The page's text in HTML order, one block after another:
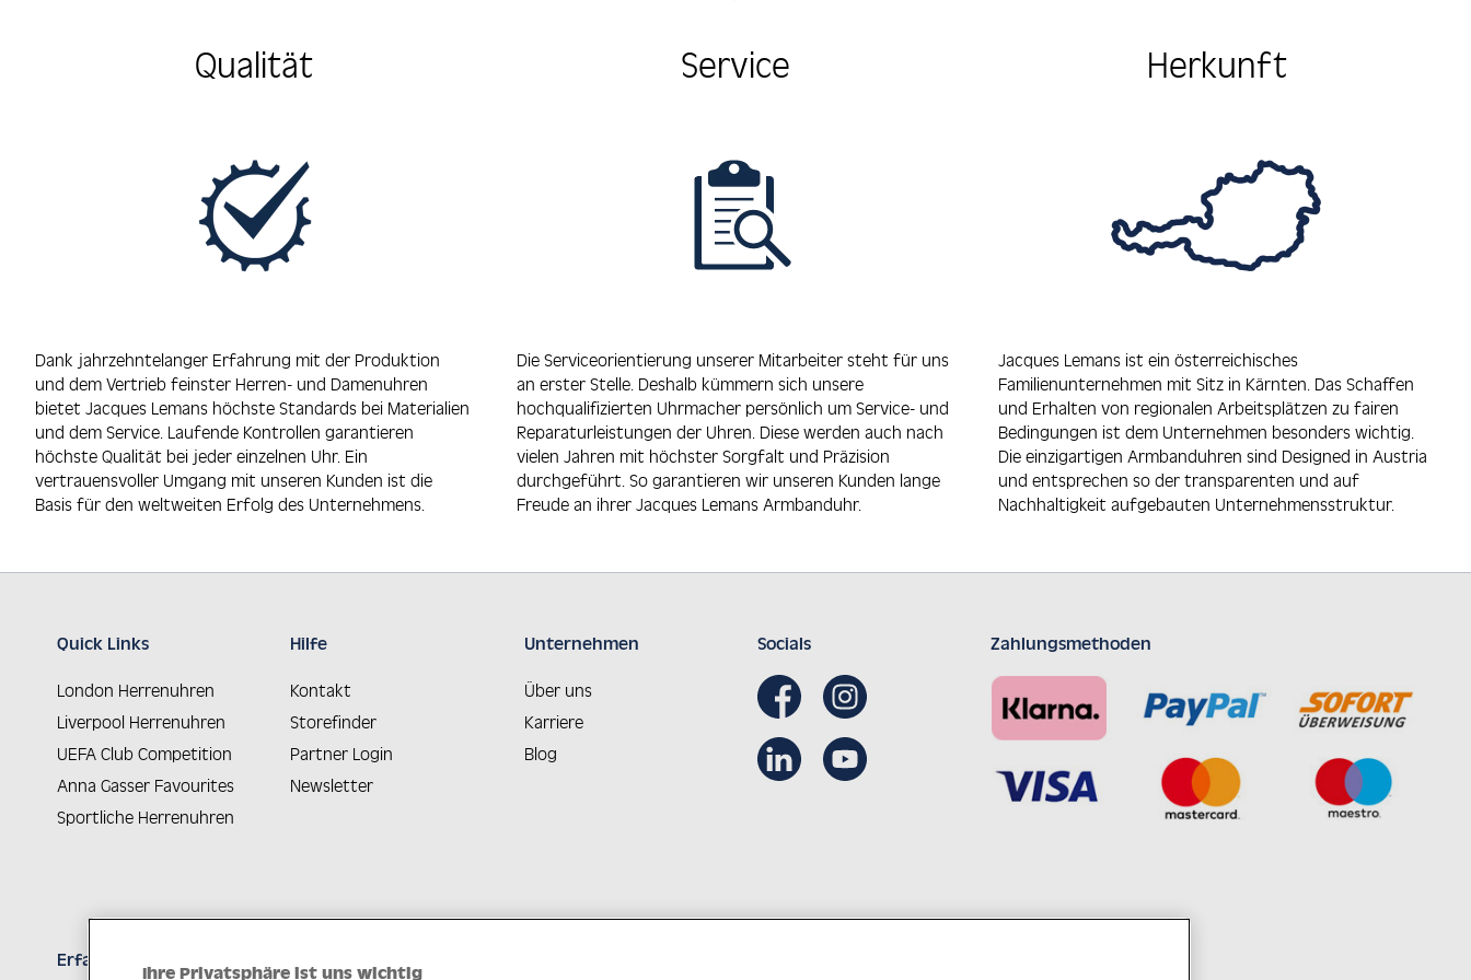
Qualität
Dank jahrzehntelanger Erfahrung mit der Produktion
und dem Vertrieb feinster Herren- und Damenuhren
bietet Jacques Lemans höchste Standards bei Materialien
und dem Service. Laufende Kontrollen garantieren
höchste Qualität bei jeder einzelnen Uhr. Ein
vertrauensvoller Umgang mit unseren Kunden ist die
Basis für den weltweiten Erfolg des Unternehmens.
Service
Die Serviceorientierung unserer Mitarbeiter steht für uns
an erster Stelle. Deshalb kümmern sich unsere
hochqualifizierten Uhrmacher persönlich um Service- und
Reparaturleistungen der Uhren. Diese werden auch nach
vielen Jahren mit höchster Sorgfalt und Präzision
durchgeführt. So garantieren wir unseren Kunden lange
Freude an ihrer Jacques Lemans Armbanduhr.
Herkunft
Jacques Lemans ist ein österreichisches
Familienunternehmen mit Sitz in Kärnten. Das Schaffen
und Erhalten von regionalen Arbeitsplätzen zu fairen
Bedingungen ist dem Unternehmen besonders wichtig.
Die einzigartigen Armbanduhren sind Designed in Austria
und entsprechen so der transparenten und auf
Nachhaltigkeit aufgebauten Unternehmensstruktur.
Quick Links
London Herrenuhren
Liverpool Herrenuhren
UEFA Club Competition
Anna Gasser Favourites
Sportliche Herrenuhren
Hilfe
Kontakt
Storefinder
Partner Login
Newsletter
Unternehmen
Über uns
Karriere
Blog
Socials Zahlungsmethoden
Erfahren Sie Neuheiten als Erstes
Ihre Privatsphäre ist uns wichtig